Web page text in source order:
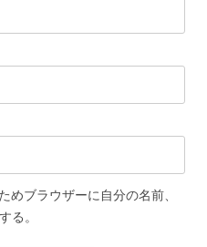
めブラウザーに自分の名前、
る。